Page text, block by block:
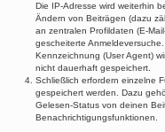
Die IP-Adresse wird weiterhin
Ändern von Beiträgen (dazu
an zentralen Profildaten (E-
gescheiterte
Kennzeichnung (User Agent)
nicht dauerhaft gespeichert.
Schließlich erfordern einzelne
gespeichert werden. Dazu
Gelesen-Status von deinen
Benachrichtigungsfunktionen.